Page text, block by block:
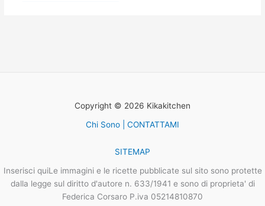
Copyright © 2026 Kikakitchen
Chi Sono | CONTATTAMI
SITEMAP
Inserisci quiLe immagini e le ricette pubblicate sul sito sono protette
dalla legge sul diritto d'autore n. 633/1941 e sono di proprieta' di
Federica Corsaro P.iva 05214810870